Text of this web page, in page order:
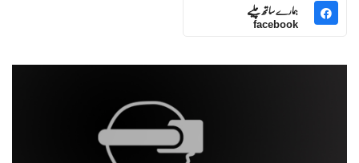
ہمارے ساتھ چلیے
facebook